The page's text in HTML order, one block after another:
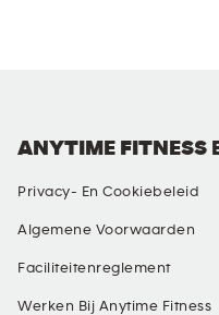
ANYTIME FITNESS
Privacy- En Cookiebeleid
Algemene Voorwaarden
Faciliteitenreglement
Werken Bij Anytime Fitness